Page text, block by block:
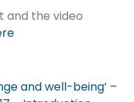
and the video
and well-being’ –